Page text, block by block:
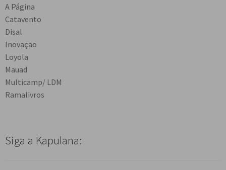
A Página
Catavento
Disal
Inovação
Loyola
Mauad
Multicamp/ LDM
Ramalivros
Siga a Kapulana: